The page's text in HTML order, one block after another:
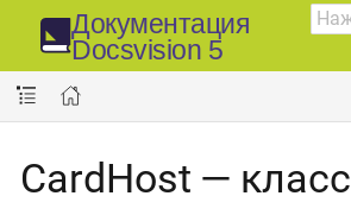
Документация
Docsvision 5
CardHost — класс